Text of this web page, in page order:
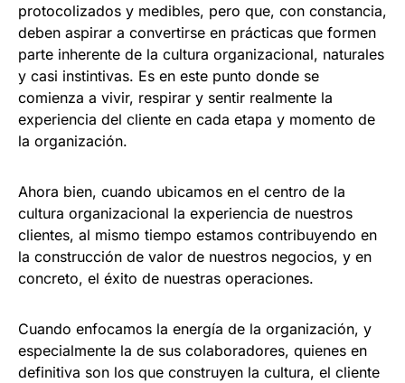
protocolizados y medibles, pero que, con constancia,
deben aspirar a convertirse en prácticas que formen
parte inherente de la cultura organizacional, naturales
y casi instintivas. Es en este punto donde se
comienza a vivir, respirar y sentir realmente la
experiencia del cliente en cada etapa y momento de
la organización.
Ahora bien, cuando ubicamos en el centro de la
cultura organizacional la experiencia de nuestros
clientes, al mismo tiempo estamos contribuyendo en
la construcción de valor de nuestros negocios, y en
concreto, el éxito de nuestras operaciones.
Cuando enfocamos la energía de la organización, y
especialmente la de sus colaboradores, quienes en
definitiva son los que construyen la cultura, el cliente